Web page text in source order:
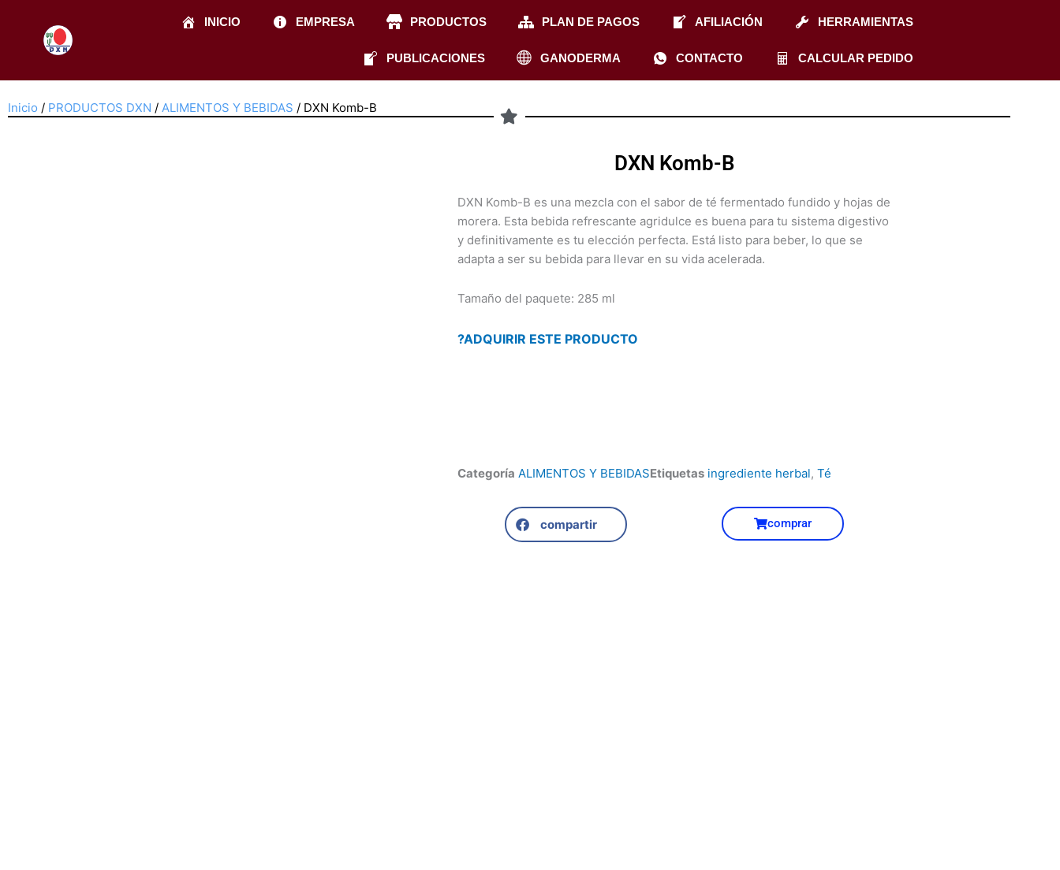
contenido
INICIO EMPRESA PRODUCTOS PLAN DE PAGOS AFILIACIÓN HERRAMIENTAS
PUBLICACIONES GANODERMA CONTACTO CALCULAR PEDIDO
Inicio / PRODUCTOS DXN / ALIMENTOS Y BEBIDAS / DXN Komb-B
DXN Komb-B
DXN Komb-B es una mezcla con el sabor de té fermentado fundido y hojas de
morera. Esta bebida refrescante agridulce es buena para tu sistema digestivo
y definitivamente es tu elección perfecta. Está listo para beber, lo que se
adapta a ser su bebida para llevar en su vida acelerada.
Tamaño del paquete: 285 ml
?ADQUIRIR ESTE PRODUCTO
Categoría ALIMENTOS Y BEBIDASEtiquetas ingrediente herbal, Té
compartir comprar